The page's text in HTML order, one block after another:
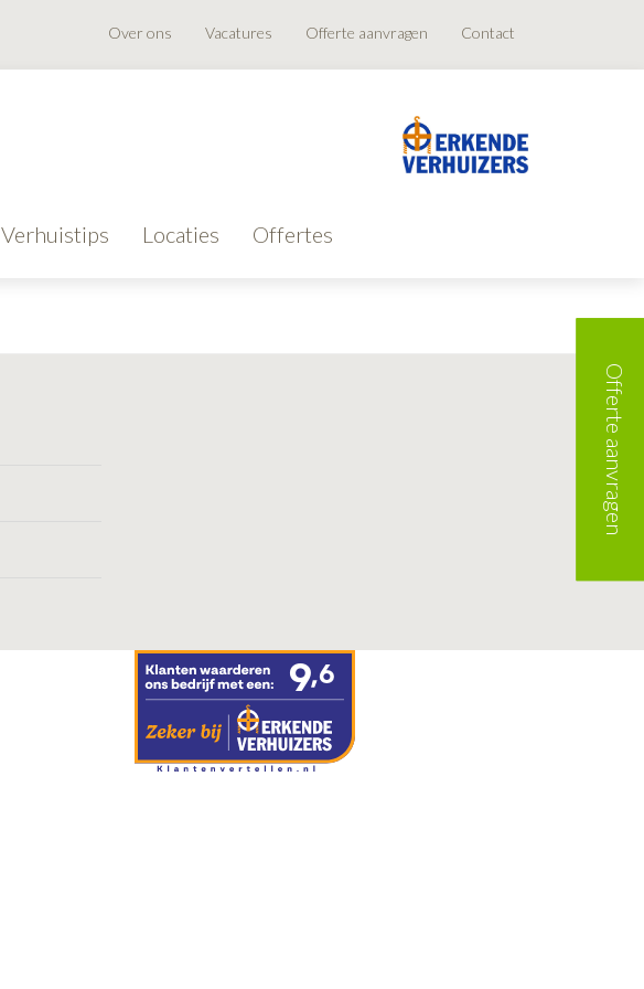
Contact
Offerte aanvragen
Vacatures
Over ons
Verhuistips Locaties Offertes
Offerte aanvragen